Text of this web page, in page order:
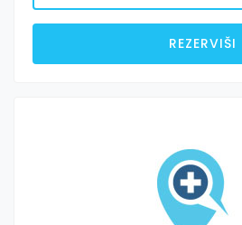
REZERVIŠI